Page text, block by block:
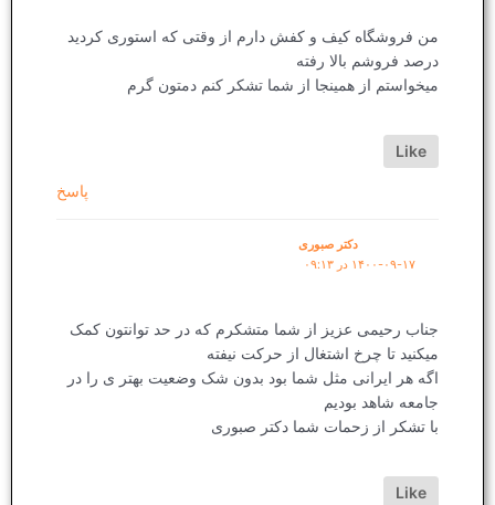
من فروشگاه کیف و کفش دارم از وقتی که استوری کردید
درصد فروشم بالا رفته
میخواستم از همینجا از شما تشکر کنم دمتون گرم
Like
پاسخ
دکتر صبوری
۱۴۰۰-۰۹-۱۷ در ۰۹:۱۳
جناب رحیمی عزیز از شما متشکرم که در حد توانتون کمک
میکنید تا چرخ اشتغال از حرکت نیفته
اگه هر ایرانی مثل شما بود بدون شک وضعیت بهتر ی را در
جامعه شاهد بودیم
با تشکر از زحمات شما دکتر صبوری
Like